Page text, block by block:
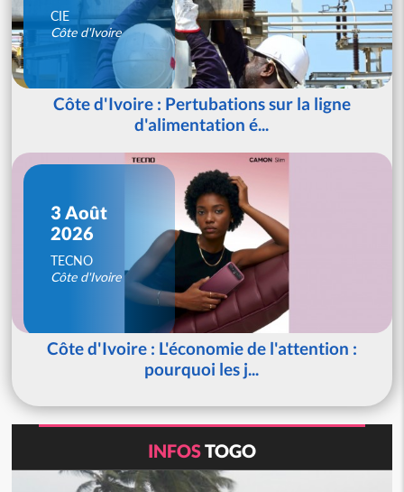
CIE
Côte d'Ivoire
Côte d'Ivoire : Pertubations sur la ligne
d'alimentation é...
3 Août
2026
TECNO
Côte d'Ivoire
Côte d'Ivoire : L'économie de l'attention :
pourquoi les j...
INFOSTOGO